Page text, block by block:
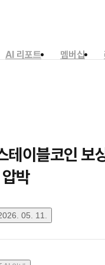
AI 리포트 멤버십
테이블코인 보
박
05. 11.